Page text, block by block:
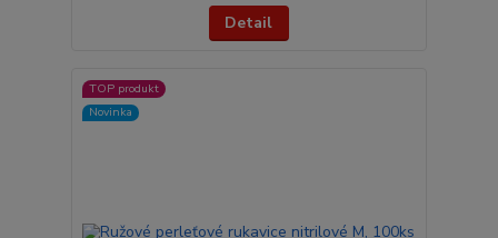
Detail
TOP produkt
Novinka